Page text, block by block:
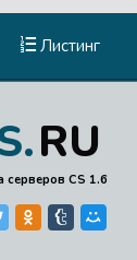
Листинг
RU
серверов CS 1.6